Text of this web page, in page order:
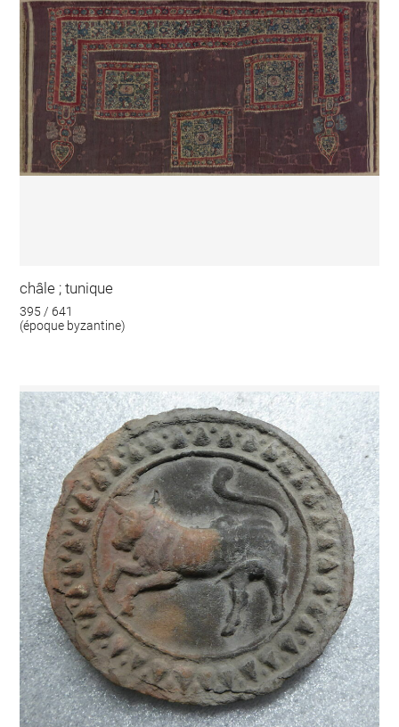
châle ; tunique
395 / 641
(époque byzantine)